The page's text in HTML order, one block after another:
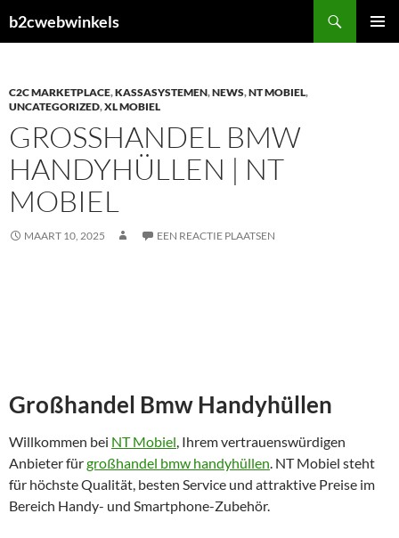
naar
b2cwebwinkels
C2C MARKETPLACE,KASSASYSTEMEN,NEWS,NT MOBIEL,
UNCATEGORIZED,XL MOBIEL
GROSSHANDEL BMW H
ANDYHÜLLEN | NT M
OBIEL
MAART 10, 2025 EEN REACTIE PLAATSEN
Großhandel Bmw Handyhüllen
Willkommen bei NT Mobiel, Ihrem vertrauenswürdigen
Anbieter fürgroßhandel bmw handyhüllen. NT Mobiel steht
für höchste Qualität, besten Service und attraktive Preise im
Bereich Handy- und Smartphone-Zubehör.